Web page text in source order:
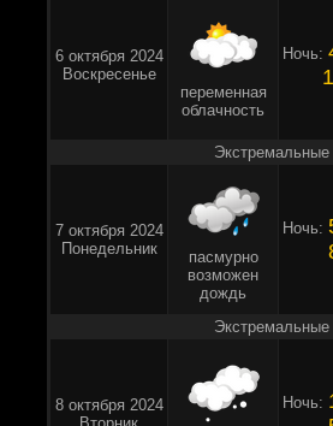
6 октября 2024
Воскресенье
переменная
облачность
Ночь:
Экстремальные
7 октября 2024
Понедельник
пасмурно
возможен
дождь
Ночь:
Экстремальные
8 октября 2024
Ночь: